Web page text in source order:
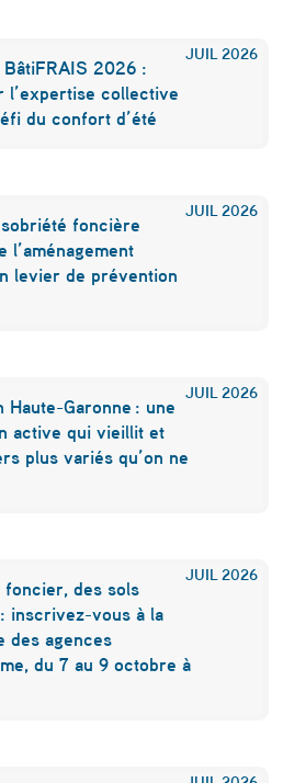
JUIL 2026
BâtiFRAIS 2026 :
l’expertise collective
du confort d’été
JUIL 2026
foncière
l’aménagement
levier de prévention
JUIL 2026
Haute-Garonne : une
active qui vieillit et
plus variés qu’on ne
JUIL 2026
foncier, des sols
inscrivez-vous à la
des agences
du 7 au 9 octobre à